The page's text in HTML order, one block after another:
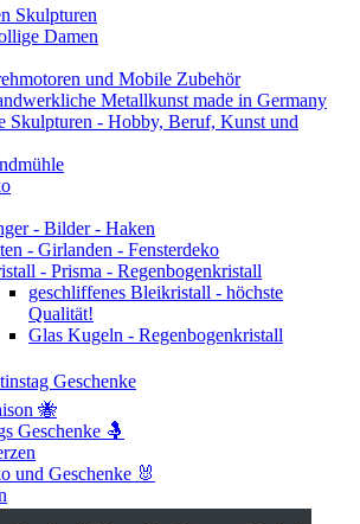
Skulpturen
Damen
und Mobile Zubehör
Metallkunst made in Germany
Skulpturen - Hobby, Beruf, Kunst und
- Bilder - Haken
- Girlanden - Fensterdeko
- Prisma - Regenbogenkristall
geschliffenes Bleikristall - höchste
Qualität!
Glas Kugeln - Regenbogenkristall
Geschenke
🐝
Geschenke 🤱
und Geschenke 🐰